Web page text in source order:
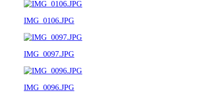
IMG_0106.JPG
IMG_0097.JPG
IMG_0096.JPG